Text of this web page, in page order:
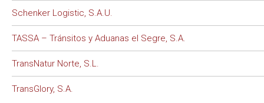
Schenker Logistic, S.A.U.
TASSA – Tránsitos y Aduanas el Segre, S.A.
TransNatur Norte, S.L.
TransGlory, S.A.